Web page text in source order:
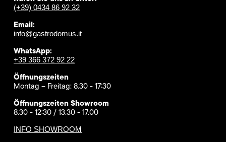
(+39) 0434 86 92 32
Email:
info@gastrodomus.it
WhatsApp:
+39 366 372 92 22
Öffnungszeiten
Montag – Freitag: 8.30 - 17:30
Öffnungszeiten Showroom
8.30 - 12:30 / 13.30 - 17.00
INFO SHOWROOM